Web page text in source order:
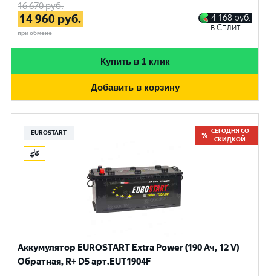
16 670руб.
14 960 руб.
при обмене
4 168 руб.
в Сплит
Купить в 1 клик
Добавить в корзину
EUROSTART
СЕГОДНЯ СО
СКИДКОЙ
Аккумулятор EUROSTART Extra Power (190 Ач, 12 V)
Обратная, R+ D5 арт.EUT1904F